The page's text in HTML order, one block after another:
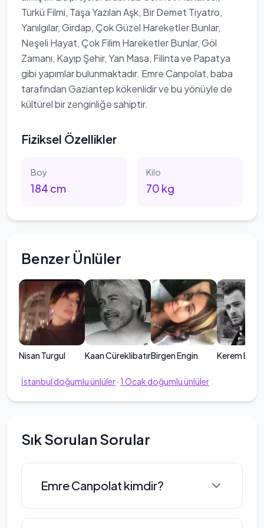
Türkü Filmi, Taşa Yazılan Aşk, Bir Demet Tiyatro,
Yanılgılar, Girdap, Çok Güzel Hareketler Bunlar,
Neşeli Hayat, Çok Filim Hareketler Bunlar, Göl
Zamanı, Kayıp Şehir, Yan Masa, Filinta ve Papatya
gibi yapımlar bulunmaktadır. Emre Canpolat, baba
tarafından Gaziantep kökenlidir ve bu yönüyle de
kültürel bir zenginliğe sahiptir.
Fiziksel Özellikler
Boy
184 cm
Kilo
70 kg
Benzer Ünlüler
Nisan Turgul Kaan CüreklibatırBirgen Engin Kerem
İstanbul doğumlu ünlüler· 1 Ocak doğumlu ünlüler
Sık Sorulan Sorular
Emre Canpolat kimdir?